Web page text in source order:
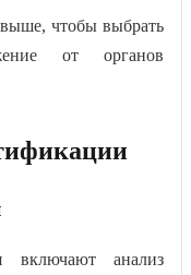
чтобы выбрать
от органов
включают анализ